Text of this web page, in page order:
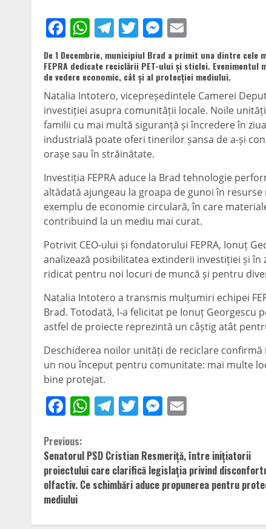
Facebook
WhatsApp
Telegram
TwitterMessenger
De 1 Decembrie, municipiul Brad a primit una dintre
FEPRA dedicate reciclării PET-ului și sticlei.
de vedere economic, cât și al protecției mediului.
Natalia Intotero, vicepreședintele Camerei
investiției asupra comunității locale. Noile
familii cu mai multă siguranță și încredere în
industrială poate oferi tinerilor șansa de a-și
orașe sau în străinătate.
Investiția FEPRA aduce la Brad tehnologie
altădată ajungeau la groapa de gunoi în
exemplu de economie circulară, în care
contribuind la un mediu mai curat.
Potrivit CEO-ului și fondatorului FEPRA, Ionuț
analizează posibilitatea extinderii investiției și
ridicat pentru noi locuri de muncă și pentru
Natalia Intotero a transmis mulțumiri echipei
Brad. Totodată, l-a felicitat pe Ionuț Georgescu
astfel de proiecte reprezintă un câștig atât
Deschiderea noilor unități de reciclare
un nou început pentru comunitate: mai multe
bine protejat.
Facebook
WhatsApp
Telegram
TwitterMessenger
Continue
Reading
Previous:
Senatorul PSD Cristian Resmeriță, între inițiatorii
proiectului care clarifică legislația privind
olfactiv. Ce schimbări aduce propunerea pentru
mediului